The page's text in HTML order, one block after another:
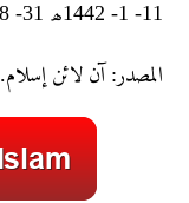
11- 1- 1442ھ 31- 8- 2020م الاثنين.
المصدر: آن لائن إسلام.